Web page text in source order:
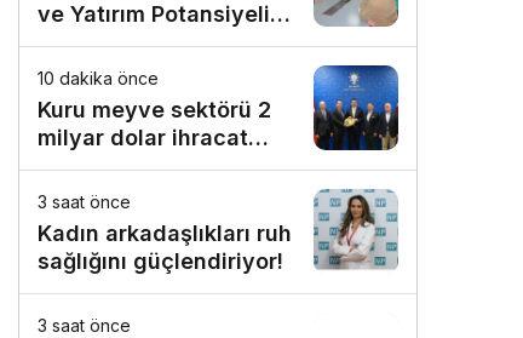
ve Yatırım Potansiyeli
Masaya Yatırıldı
10 dakika önce
Kuru meyve sektörü 2
milyar dolar ihracat
hedefi için Ankara’dan
destek istedi
3 saat önce
Kadın arkadaşlıkları ruh
sağlığını güçlendiriyor!
3 saat önce